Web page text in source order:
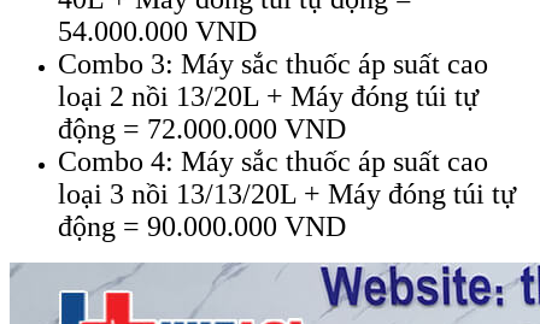
54.000.000 VND
Combo 3: Máy sắc thuốc áp suất cao
loại 2 nồi 13/20L + Máy đóng túi tự
động = 72.000.000 VND
Combo 4: Máy sắc thuốc áp suất cao
loại 3 nồi 13/13/20L + Máy đóng túi tự
động = 90.000.000 VND